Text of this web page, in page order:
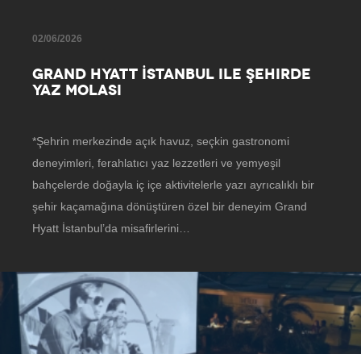
02/06/2026
GRAND HYATT İSTANBUL ILE ŞEHIRDE
YAZ MOLASI
*Şehrin merkezinde açık havuz, seçkin gastronomi
deneyimleri, ferahlatıcı yaz lezzetleri ve yemyeşil
bahçelerde doğayla iç içe aktivitelerle yazı ayrıcalıklı bir
şehir kaçamağına dönüştüren özel bir deneyim Grand
Hyatt İstanbul’da misafirlerini…